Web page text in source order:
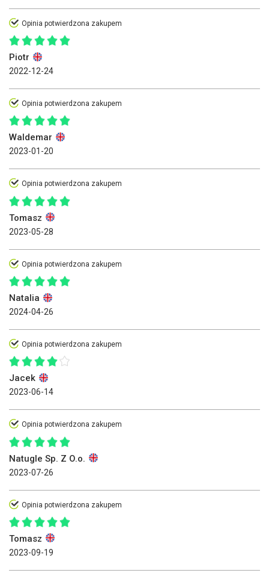
Opinia potwierdzona zakupem
Piotr
2022-12-24
Opinia potwierdzona zakupem
Waldemar
2023-01-20
Opinia potwierdzona zakupem
Tomasz
2023-05-28
Opinia potwierdzona zakupem
Natalia
2024-04-26
Opinia potwierdzona zakupem
Jacek
2023-06-14
Opinia potwierdzona zakupem
Natugle Sp. Z O.o.
2023-07-26
Opinia potwierdzona zakupem
Tomasz
2023-09-19